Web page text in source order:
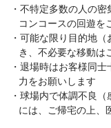
不特定多数の人の密
コンコースの回遊を
可能な限り目的地
き、不必要な移動は
退場時はお客様同士
力をお願いします
球場内で体調不良（
には、ご帰宅の上、